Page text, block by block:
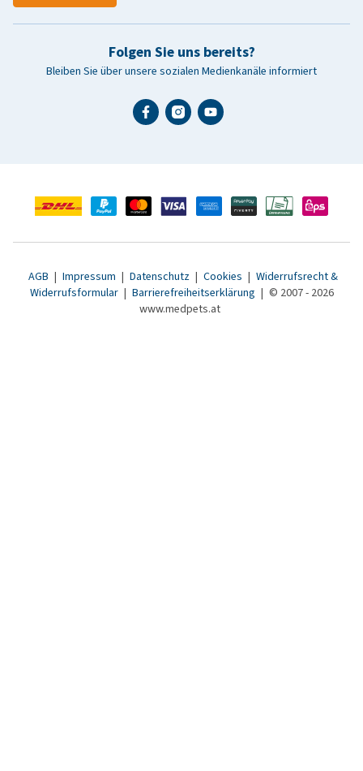
Folgen Sie uns bereits?
Bleiben Sie über unsere sozialen Medienkanäle informiert
AGB | Impressum | Datenschutz | Cookies | Widerrufsrecht &
Widerrufsformular | Barrierefreiheitserklärung | © 2007 - 2026
www.medpets.at